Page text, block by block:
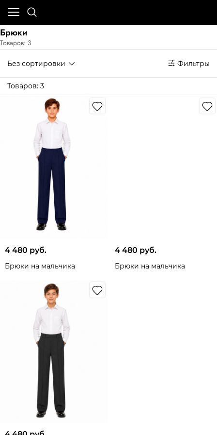
Брюки
Товаров: 3
Без сортировки Фильтры
Товаров: 3
4 480 руб.
Брюки на мальчика
4 480 руб.
Брюки на мальчика